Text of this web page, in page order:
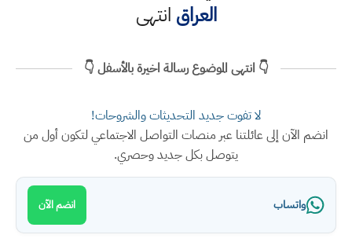
العراق انتهى
👇 انتهى الموضوع رسالة اخيرة بالأسفل 👇
لا تفوت جديد التحديثات والشروحات!
انضم الآن إلى عائلتنا عبر منصات التواصل الاجتماعي لتكون أول من
يتوصل بكل جديد وحصري.
واتساب انضم الآن